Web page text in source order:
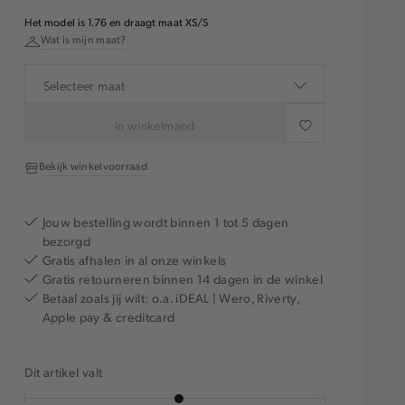
Het model is 1.76 en draagt maat XS/S
Wat is mijn maat?
Selecteer maat
In winkelmand
Bekijk winkelvoorraad
Jouw bestelling wordt binnen 1 tot 5 dagen
bezorgd
Gratis afhalen in al onze winkels
Gratis retourneren binnen 14 dagen in de winkel
Betaal zoals jij wilt: o.a. iDEAL | Wero, Riverty,
Apple pay & creditcard
Dit artikel valt